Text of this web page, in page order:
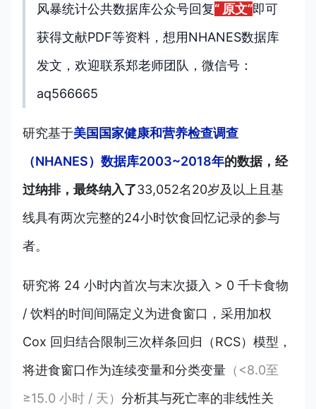
风暴统计公共数据库公众号回复“ 原文”即可
获得文献PDF等资料，想用NHANES数据库
发文，欢迎联系郑老师团队，微信号：
aq566665
研究基于美国国家健康和营养检查调查
（NHANES）数据库2003~2018年的数据，经
过纳排，最终纳入了33,052名20岁及以上 且基
线具有两次完整的24小时饮食回忆记录的参与
者。
研究将 24 小时内首次与末次摄入 > 0 千卡食物
/ 饮料的时间间隔定义为进食窗口，采用加权
Cox 回归结合限制三次样条回归（RCS）模型，
将进食窗口作为连续变量和分类变量 （<8.0至
≥15.0 小时 / 天） 分析其与死亡率的非线性关